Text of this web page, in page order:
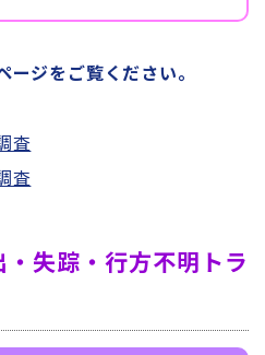
ジをご覧ください。
査
査
失踪・行方不明トラ